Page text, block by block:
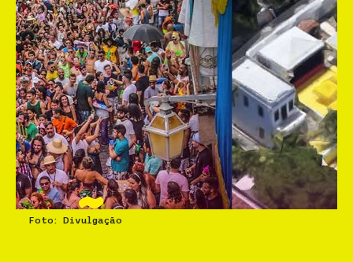
Foto: Divulgação